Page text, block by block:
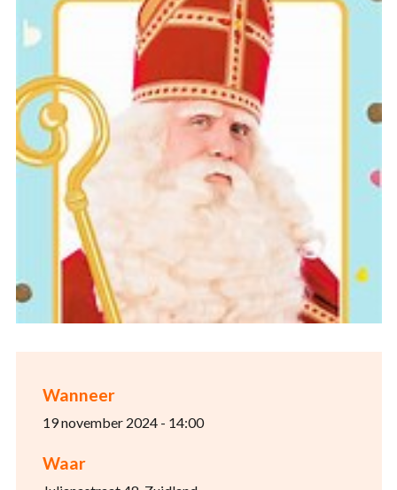
Wanneer
19 november 2024 - 14:00
Waar